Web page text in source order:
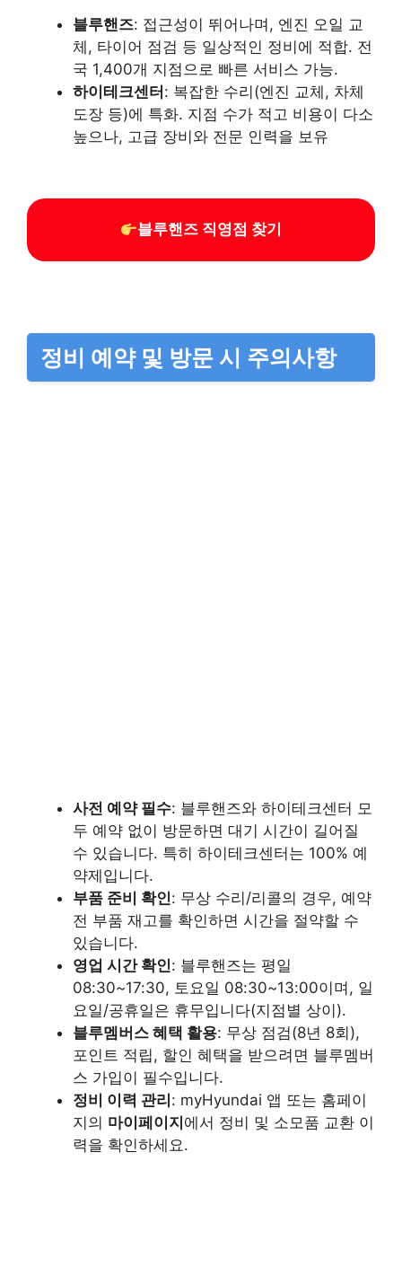
블루핸즈: 접근성이 뛰어나며, 엔진 오일 교
체, 타이어 점검 등 일상적인 정비에 적합. 전
국 1,400개 지점으로 빠른 서비스 가능.
하이테크센터 : 복잡한 수리(엔진 교체, 차체
도장 등)에 특화. 지점 수가 적고 비용이 다소
높으나, 고급 장비와 전문 인력을 보유
블루핸즈 직영점 찾기
정비 예약 및 방문 시 주의사항
사전 예약 필수: 블루핸즈와 하이테크센터 모
두 예약 없이 방문하면 대기 시간이 길어질
수 있습니다. 특히 하이테크센터는 100% 예
약제입니다.
부품 준비 확인: 무상 수리/리콜의 경우, 예약
전 부품 재고를 확인하면 시간을 절약할 수
있습니다.
영업 시간 확인: 블루핸즈는 평일
08:30~17:30, 토요일 08:30~13:00이며, 일
요일/공휴일은 휴무입니다(지점별 상이).
블루멤버스 혜택 활용: 무상 점검(8년 8회),
포인트 적립, 할인 혜택을 받으려면 블루멤버
스 가입이 필수입니다.
정비 이력 관리: myHyundai 앱 또는 홈페이
지의 마이페이지에서 정비 및 소모품 교환 이
력을 확인하세요.